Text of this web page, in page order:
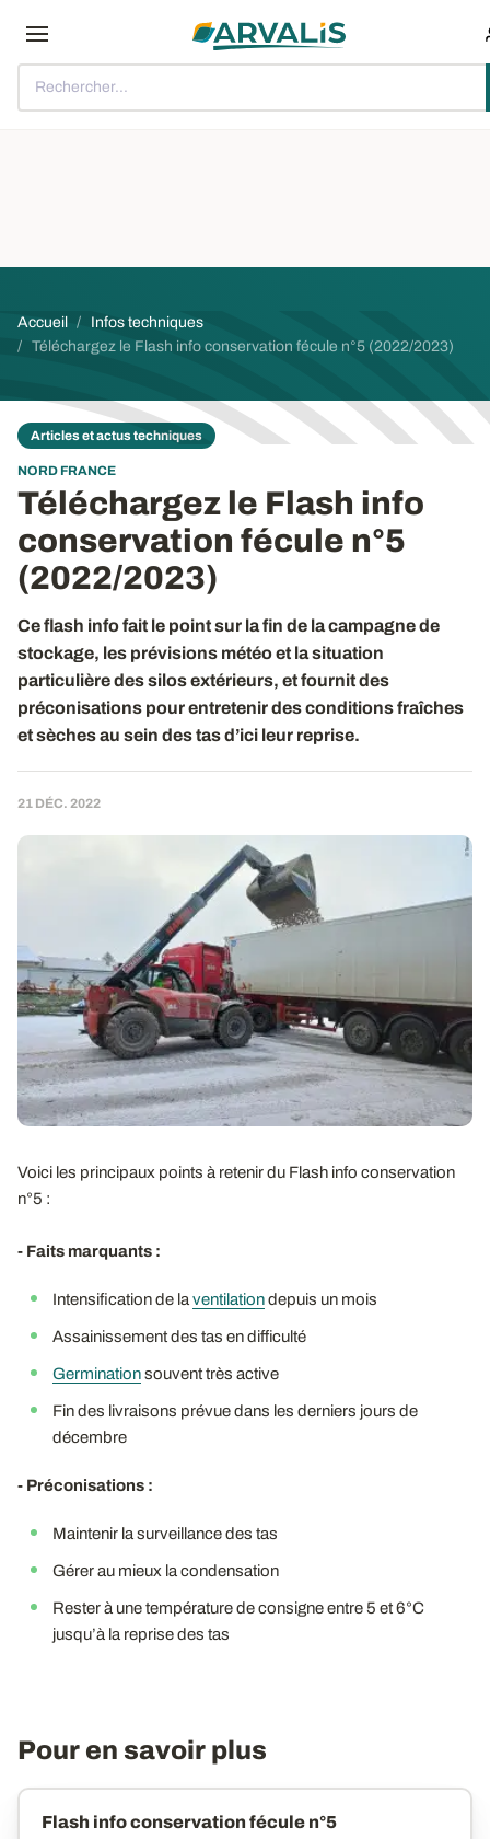
Rechercher...
Fil d'Ariane
Accueil
Infos techniques
Téléchargez le Flash info conservation fécule n°5 (2022/2023)
Articles et actus techniques
NORD FRANCE
Téléchargez le Flash info
conservation fécule n°5
(2022/2023)
Ce flash info fait le point sur la fin de la campagne de
stockage, les prévisions météo et la situation
particulière des silos extérieurs, et fournit des
préconisations pour entretenir des conditions fraîches
et sèches au sein des tas d’ici leur reprise.
21 DÉC. 2022
Voici les principaux points à retenir du Flash info conservation
n°5 :
- Faits marquants :
Intensification de la ventilationdepuis un mois
Assainissement des tas en difficulté
Germinationsouvent très active
Fin des livraisons prévue dans les derniers jours de
décembre
- Préconisations :
Maintenir la surveillance des tas
Gérer au mieux la condensation
Rester à une température de consigne entre 5 et 6°C
jusqu’à la reprise des tas
Pour en savoir plus
Flash info conservation fécule n°5